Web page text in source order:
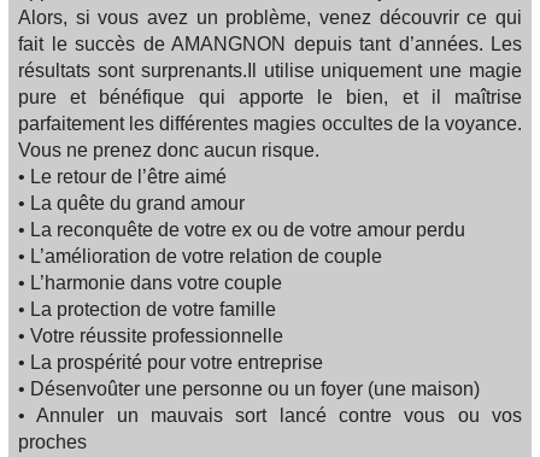
Alors, si vous avez un problème, venez découvrir ce qui
fait le succès de AMANGNON depuis tant d’années. Les
résultats sont surprenants.Il utilise uniquement une magie
pure et bénéfique qui apporte le bien, et il maîtrise
parfaitement les différentes magies occultes de la voyance.
Vous ne prenez donc aucun risque.
• Le retour de l’être aimé
• La quête du grand amour
• La reconquête de votre ex ou de votre amour perdu
• L’amélioration de votre relation de couple
• L’harmonie dans votre couple
• La protection de votre famille
• Votre réussite professionnelle
• La prospérité pour votre entreprise
• Désenvoûter une personne ou un foyer (une maison)
• Annuler un mauvais sort lancé contre vous ou vos
proches